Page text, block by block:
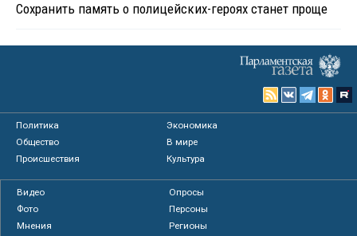
Сохранить память о полицейских-героях станет проще
Политика
Экономика
Общество
В мире
Происшествия
Культура
Видео
Опросы
Фото
Персоны
Мнения
Регионы